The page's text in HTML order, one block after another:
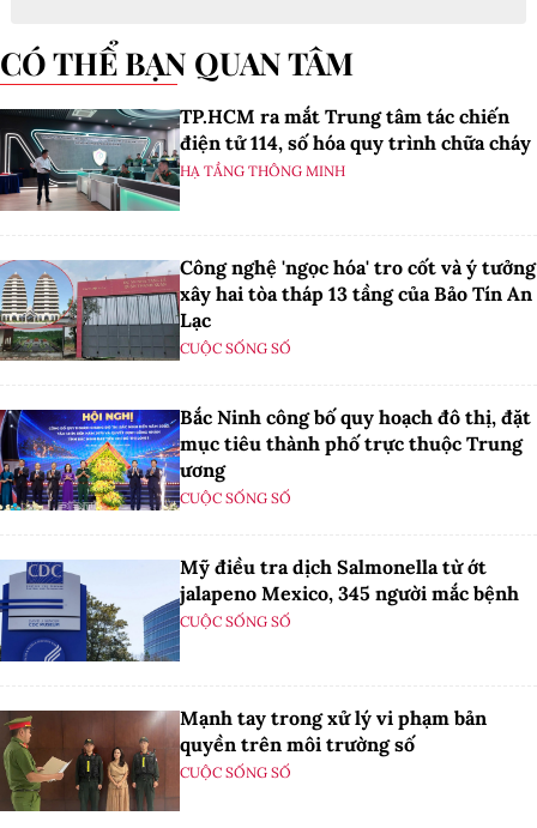
CÓ THỂ BẠN QUAN TÂM
TP.HCM ra mắt Trung tâm tác chiến
điện tử 114, số hóa quy trình chữa cháy
HẠ TẦNG THÔNG MINH
Công nghệ 'ngọc hóa' tro cốt và ý tưởng
xây hai tòa tháp 13 tầng của Bảo Tín An
Lạc
CUỘC SỐNG SỐ
Bắc Ninh công bố quy hoạch đô thị, đặt
mục tiêu thành phố trực thuộc Trung
ương
CUỘC SỐNG SỐ
Mỹ điều tra dịch Salmonella từ ớt
jalapeno Mexico, 345 người mắc bệnh
CUỘC SỐNG SỐ
Mạnh tay trong xử lý vi phạm bản
quyền trên môi trường số
CUỘC SỐNG SỐ